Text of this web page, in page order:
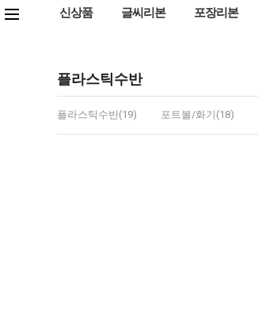
신상품 글씨리본 포장리본
플라스틱수반
플라스틱수반(19) 포트볼/화기(18)